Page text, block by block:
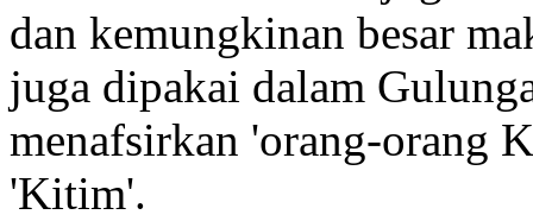
dan kemungkinan besar
juga dipakai dalam
menafsirkan 'orang-orang
'Kitim'.